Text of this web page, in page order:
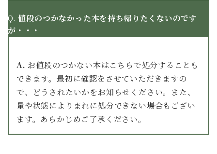
Q.値段のつかなかった本を持ち帰りたくないのです
が・・・
A. お値段のつかない本はこちらで処分することも
できます。最初に確認をさせていただきますの
で、どうされたいかをお知らせください。また、
量や状態によりまれに処分できない場合もござい
ます。あらかじめご了承ください。